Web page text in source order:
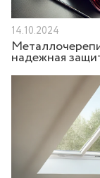
14.10.2024
надежная